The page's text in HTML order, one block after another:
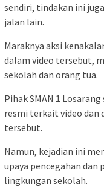
sendiri, tindakan ini
jalan lain.
Maraknya aksi
dalam video tersebut,
sekolah dan orang tua.
Pihak SMAN 1
resmi terkait video dan
tersebut.
Namun, kejadian ini
upaya pencegahan dan
lingkungan sekolah.